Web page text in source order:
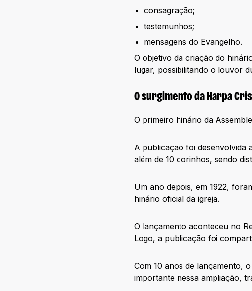
consagração;
testemunhos;
mensagens do Evangelho.
O objetivo da criação do
lugar, possibilitando o louvor
O surgimento da Harpa
O primeiro hinário da
A publicação foi desenvolvida
além de 10 corinhos, sendo
Um ano depois, em 1922,
hinário oficial da igreja.
O lançamento aconteceu no
Logo, a publicação foi
Com 10 anos de lançamento,
importante nessa ampliação,